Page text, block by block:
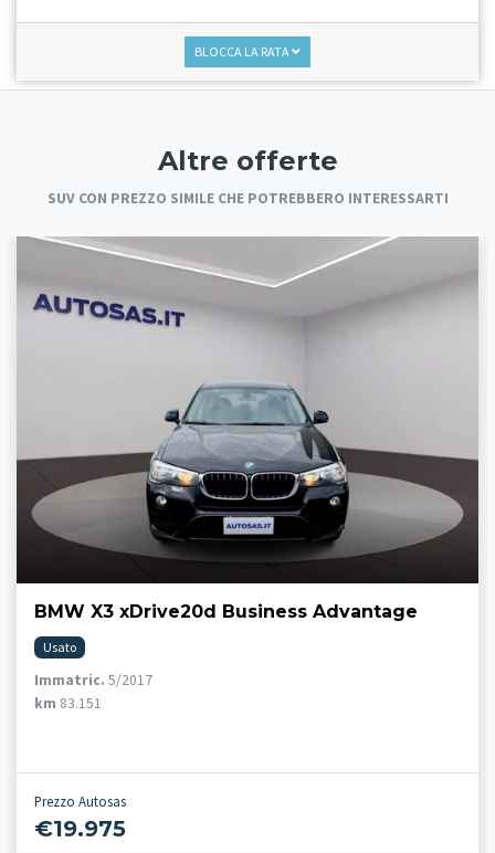
BLOCCA LA RATA
Altre offerte
SUV CON PREZZO SIMILE CHE POTREBBERO INTERESSARTI
BMW X3 xDrive20d Business Advantage
Usato
Immatric. 5/2017
km 83.151
Prezzo Autosas
€19.975